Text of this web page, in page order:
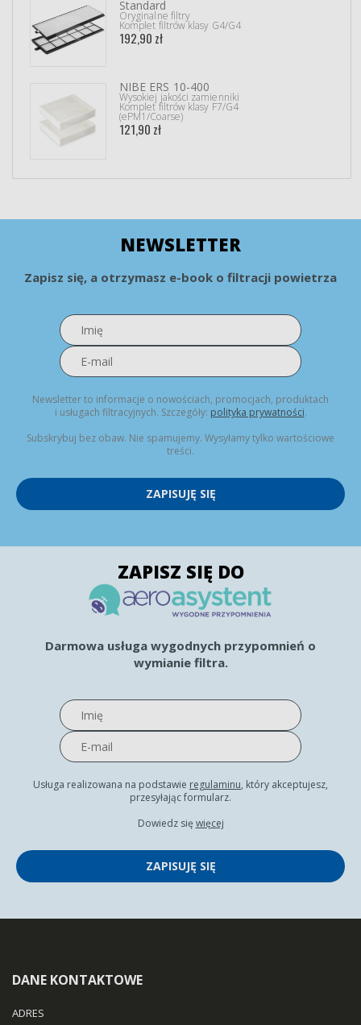
Standard
Oryginalne filtry
Komplet filtrów klasy G4/G4
192,90 zł
NIBE ERS 10-400
Wysokiej jakości zamienniki
Komplet filtrów klasy F7/G4
(ePM1/Coarse)
121,90 zł
NEWSLETTER
Zapisz się, a otrzymasz e-book o filtracji powietrza
Newsletter to informacje o nowościach, promocjach, produktach
i usługach filtracyjnych. Szczegóły: polityka prywatności.
Subskrybuj bez obaw. Nie spamujemy. Wysyłamy tylko wartościowe
treści.
ZAPISUJĘ SIĘ
ZAPISZ SIĘ DO
Darmowa usługa wygodnych przypomnień o
wymianie filtra.
Usługa realizowana na podstawie regulaminu, który akceptujesz,
przesyłając formularz.
Dowiedz się więcej
ZAPISUJĘ SIĘ
DANE KONTAKTOWE
ADRES